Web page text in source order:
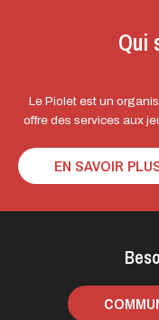
Qui
Le Piolet est un
offre des services aux
EN SAVOIR